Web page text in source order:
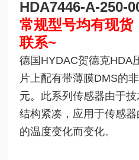
HDA7446-A-250-
常规型号均有现货
联系~
德国HYDAC贺德克HDA
片上配有带薄膜DMS的
元。此系列传感器由于技
结构紧凑，应用于传感
的温度变化而变化。